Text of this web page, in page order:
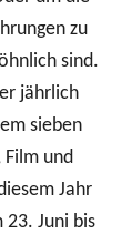
zu
sind.
jährlich
sieben
und
Jahr
23. Juni bis